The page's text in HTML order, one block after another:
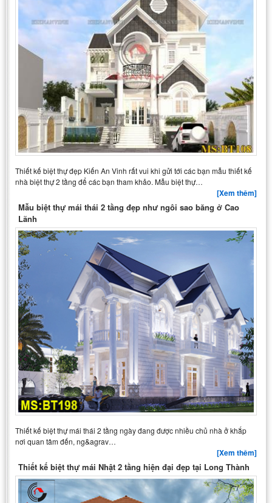
Thiết kế biệt thự đẹp Kiến An Vinh rất vui khi gửi tới các bạn mẫu thiết kế
nhà biệt thự 2 tầng để các bạn tham khảo. Mẫu biệt thự…
[Xem thêm]
Mẫu biệt thự mái thái 2 tầng đẹp như ngôi sao băng ở Cao
Lãnh
Thiết kế biệt thự mái thái 2 tầng ngày đang được nhiều chủ nhà ở khắp
nơi quan tâm đến, ng&agrav…
[Xem thêm]
Thiết kế biệt thự mái Nhật 2 tầng hiện đại đẹp tại Long Thành